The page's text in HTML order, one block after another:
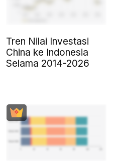
Tren Nilai Investasi
China ke Indonesia
Selama 2014-2026